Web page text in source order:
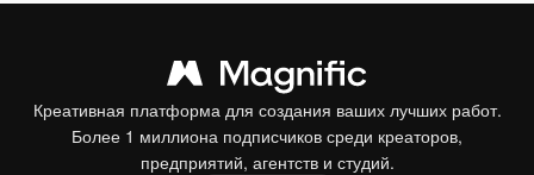
Креативная платформа для создания ваших лучших работ.
Более 1 миллиона подписчиков среди креаторов,
предприятий, агентств и студий.